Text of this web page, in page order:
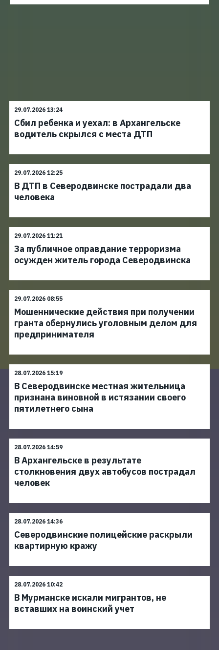
29.07.2026 13:24
Сбил ребенка и уехал: в Архангельске
водитель скрылся с места ДТП
29.07.2026 12:25
В ДТП в Северодвинске пострадали два
человека
29.07.2026 11:21
За публичное оправдание терроризма
осужден житель города Северодвинска
29.07.2026 08:55
Мошеннические действия при получении
гранта обернулись уголовным делом для
предпринимателя
28.07.2026 15:19
В Северодвинске местная жительница
признана виновной в истязании своего
пятилетнего сына
28.07.2026 14:59
В Архангельске в результате
столкновения двух автобусов пострадал
человек
28.07.2026 14:36
Северодвинские полицейские раскрыли
квартирную кражу
28.07.2026 10:42
В Мурманске искали мигрантов, не
вставших на воинский учет